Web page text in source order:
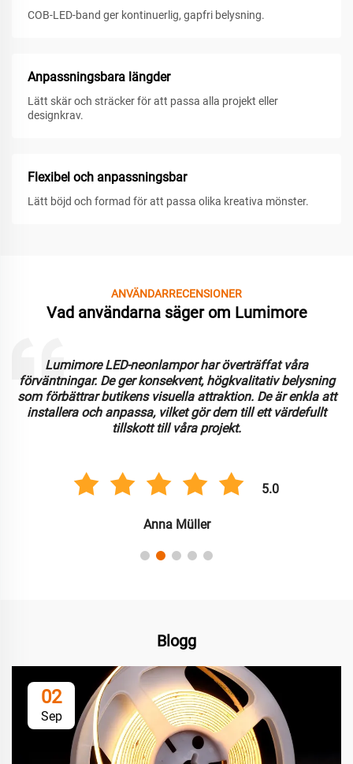
COB-LED-band ger kontinuerlig, gapfri belysning.
Anpassningsbara längder
Lätt skär och sträcker för att passa alla projekt eller
designkrav.
Flexibel och anpassningsbar
Lätt böjd och formad för att passa olika kreativa mönster.
ANVÄNDARRECENSIONER
Vad användarna säger om Lumimore
Lumimore LED-neonlampor har överträffat våra
förväntningar. De ger konsekvent, högkvalitativ belysning
som förbättrar butikens visuella attraktion. De är enkla att
installera och anpassa, vilket gör dem till ett värdefullt
tillskott till våra projekt.
5.0
Anna Müller
Blogg
02
Sep